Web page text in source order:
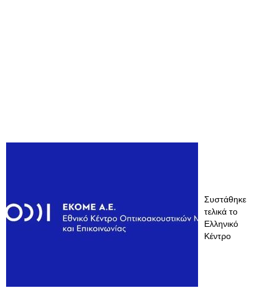
Συστάθηκε
τελικά το
Ελληνικό
Κέντρο